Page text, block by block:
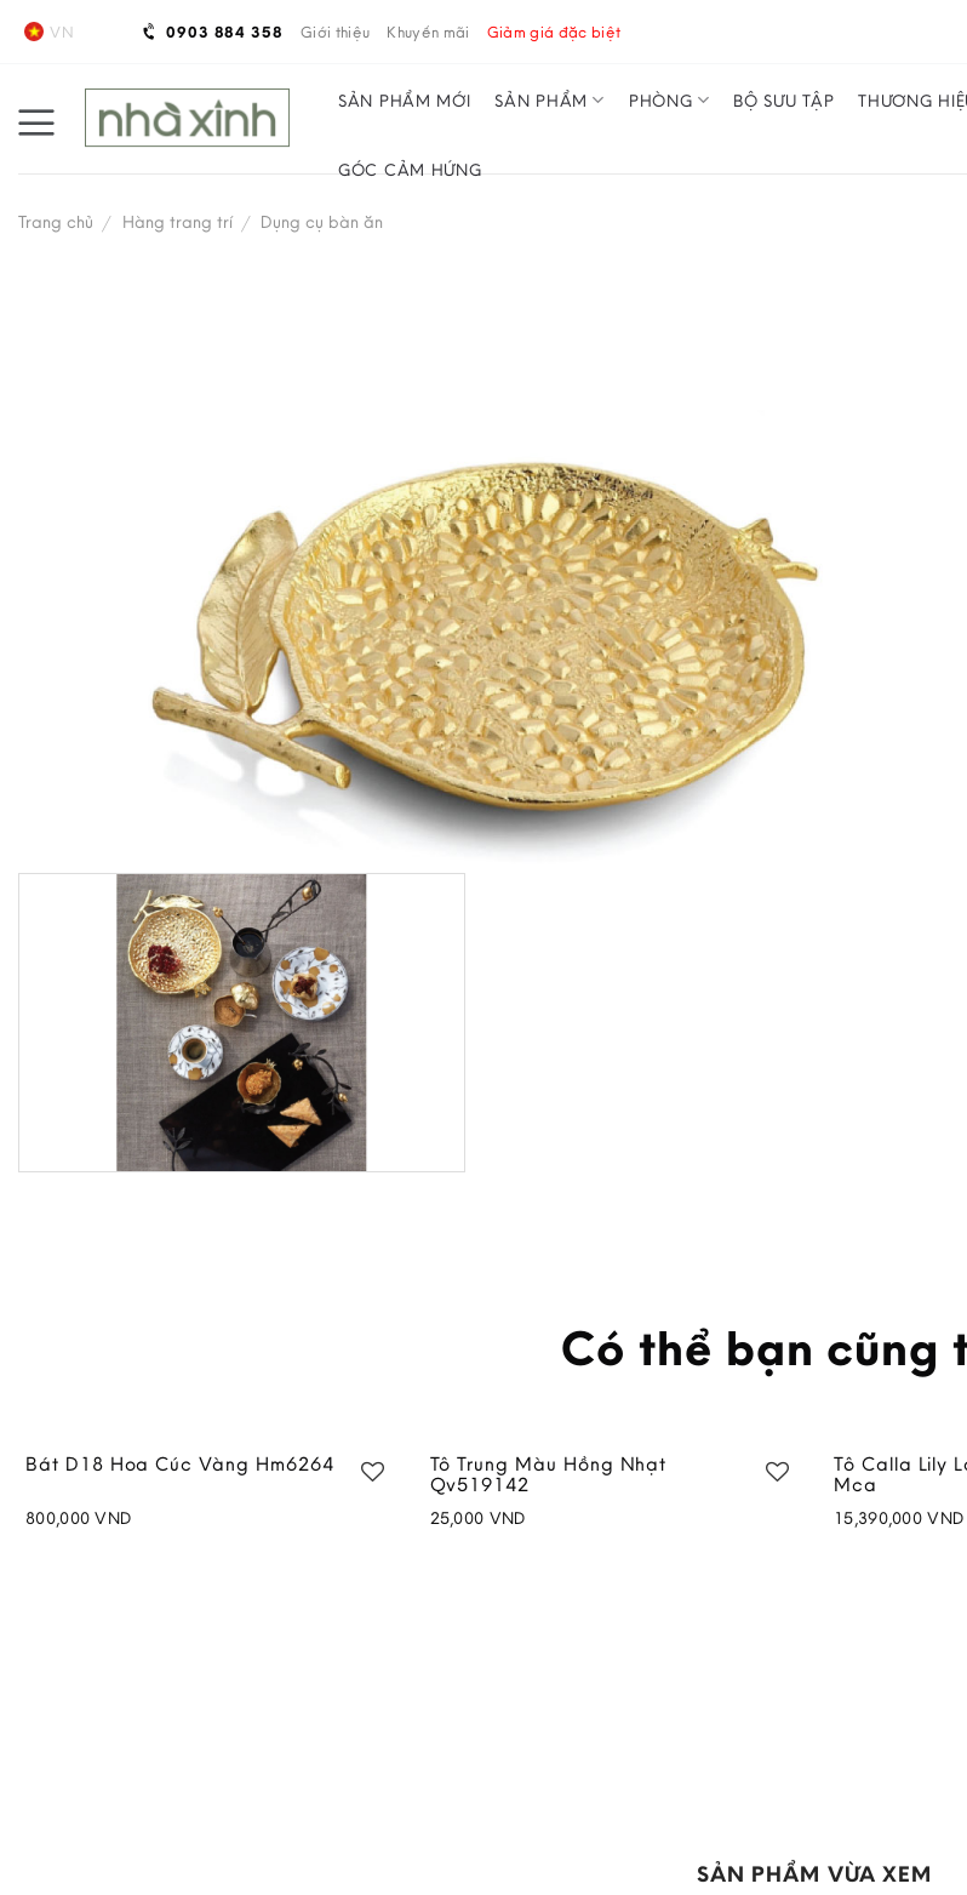
Skip
VN 0903 884 358 Giới thiệu Khuyến mãi Giảm giá đặc biệt
SẢN PHẨM MỚI SẢN PHẨM PHÒNG BỘ SƯU TẬP THƯƠNG
GÓC CẢM HỨNG
Trang chủ / Hàng trang trí / Dụng cụ bàn ăn
Có thể bạn cũng
Bát D18 Hoa Cúc Vàng Hm6264
800,000VND
Tô Trung Màu Hồng Nhạt
Qv519142
25,000 VND
Tô Calla Lily
Mca
15,390,000VND
SẢN PHẨM VỪA XEM